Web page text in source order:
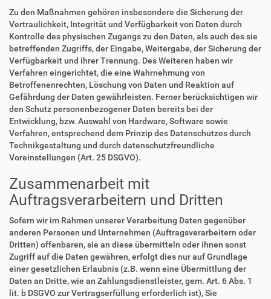
Zu den Maßnahmen gehören insbesondere die Sicherung der
Vertraulichkeit, Integrität und Verfügbarkeit von Daten durch
Kontrolle des physischen Zugangs zu den Daten, als auch des sie
betreffenden Zugriffs, der Eingabe, Weitergabe, der Sicherung der
Verfügbarkeit und ihrer Trennung. Des Weiteren haben wir
Verfahren eingerichtet, die eine Wahrnehmung von
Betroffenenrechten, Löschung von Daten und Reaktion auf
Gefährdung der Daten gewährleisten. Ferner berücksichtigen wir
den Schutz personenbezogener Daten bereits bei der
Entwicklung, bzw. Auswahl von Hardware, Software sowie
Verfahren, entsprechend dem Prinzip des Datenschutzes durch
Technikgestaltung und durch datenschutzfreundliche
Voreinstellungen (Art. 25 DSGVO).
Zusammenarbeit mit
Auftragsverarbeitern und Dritten
Sofern wir im Rahmen unserer Verarbeitung Daten gegenüber
anderen Personen und Unternehmen (Auftragsverarbeitern oder
Dritten) offenbaren, sie an diese übermitteln oder ihnen sonst
Zugriff auf die Daten gewähren, erfolgt dies nur auf Grundlage
einer gesetzlichen Erlaubnis (z.B. wenn eine Übermittlung der
Daten an Dritte, wie an Zahlungsdienstleister, gem. Art. 6 Abs. 1
lit. b DSGVO zur Vertragserfüllung erforderlich ist), Sie